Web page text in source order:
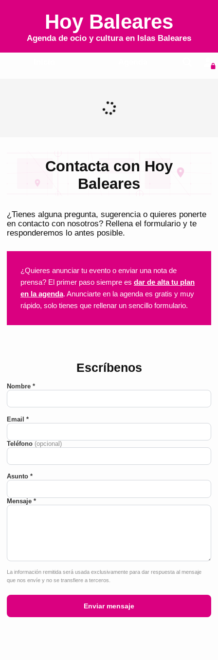
Hoy Baleares
Agenda de ocio y cultura en Islas Baleares
Contacta con Hoy
Baleares
¿Tienes alguna pregunta, sugerencia o quieres ponerte
en contacto con nosotros? Rellena el formulario y te
responderemos lo antes posible.
¿Quieres anunciar tu evento o enviar una nota de
prensa? El primer paso siempre es dar de alta tu plan
en la agenda. Anunciarte en la agenda es gratis y muy
rápido, solo tienes que rellenar un sencillo formulario.
Escríbenos
Nombre *
Email *
Teléfono (opcional)
Asunto *
Mensaje *
La información remitida será usada exclusivamente para dar respuesta al mensaje
que nos envíe y no se transfiere a terceros.
Enviar mensaje